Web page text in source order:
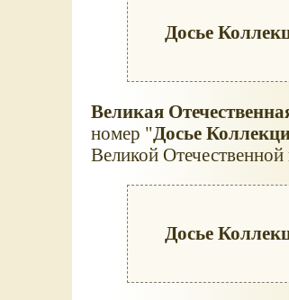
Досье
Великая
номер "Досье
Великой
Досье